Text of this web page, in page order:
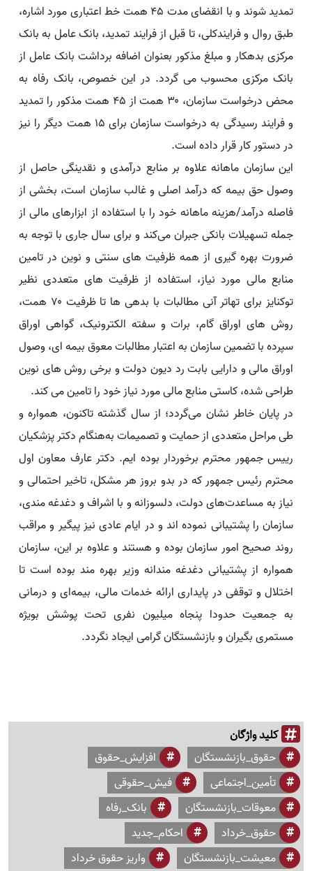
تمدید شوند و با انقضای مدت ۴۵ همت خط اعتباری مورد اشاره،
طبق روال و فرایندکلی، تا قبل از فرایند تمدید، بانک عامل به بانک
مرکزی بدهکار و مبلغ مذکور بعنوان اضافه برداشت بانک عامل از
بانک مرکزی محسوب می گردد. در این خصوص، بانک رفاه به
محض درخواست سازمان، ۳۰ همت از ۴۵ همت مذکور را تمدید
و فرایند رسیدگی به درخواست سازمان برای ۱۵ همت دیگر را نیز
در دستور کار قرار داده است.
این سازمان ماهانه علاوه بر منابع درآمدی و نقدینگی حاصل از
وصول حق بیمه که درآمد اصلی و غالب سازمان است، بخشی از
فاصله درآمد/هزینه ماهانه خود را با استفاده از ابزارهای مالی از
جمله تسهیلات بانکی جبران می‌کند و برای سال جاری با توجه به
ضرورت بهره گیری از همه ظرفیت های سنتی و نوین در تامین
منابع مالی مورد نیاز، استفاده از ظرفیت های متعددی نظیر
توکنایز برای تهاتر آنی مطالبات با بدهی ها تا ظرفیت ۷۰ همت،
روش های اوراق گام، برات و سفته الکترونیک، گواهی اوراق
سپرده با تضمین سازمان به اعتبار مطالبات معوق بیمه ای، وصول
اوراق مالی و دارایی بابت رد دیون دولت و برخی روش های نوین
طراحی شده، کاستی منابع مالی مورد نیاز خود را تامین می کند.
در پایان خاطر نشان می‌گردد؛ از سال گذشته تاکنون، همواره و
طی مراحل متعددی از حمایت و تصمیمات به‌هنگام دکتر پزشکیان
رییس جمهور محترم برخوردار بوده ایم. دکتر عارف معاون اول
محترم رئیس جمهور که در بدو بروز هر مشکل، تاخیر احتمالی و
نیاز به مساعدت‌های دولت، دلسوزانه و با اشراف و دغدغه مندی،
سازمان را پشتیبانی نموده اند و در ایام عادی نیز پیگیر و مراقب
روند صحیح امور سازمان بوده و هستند و علاوه بر این، سازمان
همواره از پشتیبانی دغدغه مندانه وزیر بهره مند بوده است تا
اختلال و توقفی در پایداری ارائه خدمات مالی، بیمه‌ای و درمانی
به جمعیت حدودا پنجاه میلیون نفری تحت پوشش بویژه
مستمری بگیران و بازنشستگان گرامی ایجاد نگردد.
کلید واژگان
حقوق_بازنشستگان
افزایش_حقوق
تأمین_اجتماعی
فیش_حقوقی
معوقات_بازنشستگان
بانک_رفاه
حقوق_خرداد
احکام_جدید
معیشت_بازنشستگان
واریز حقوق خرداد